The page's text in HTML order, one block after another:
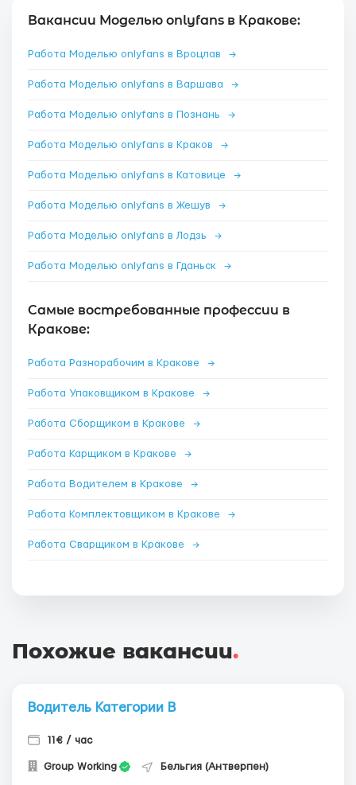
Вакансии Моделью onlyfans в Кракове:
Работа Моделью onlyfans в Вроцлав →
Работа Моделью onlyfans в Варшава →
Работа Моделью onlyfans в Познань →
Работа Моделью onlyfans в Краков →
Работа Моделью onlyfans в Катовице →
Работа Моделью onlyfans в Жешув →
Работа Моделью onlyfans в Лодзь →
Работа Моделью onlyfans в Гданьск →
Самые востребованные профессии в
Кракове:
Работа Разнорабочим в Кракове →
Работа Упаковщиком в Кракове →
Работа Сборщиком в Кракове →
Работа Карщиком в Кракове →
Работа Водителем в Кракове →
Работа Комплектовщиком в Кракове →
Работа Сварщиком в Кракове →
Похожие вакансии.
Водитель Категории В
11€ / час
Group Working Бельгия (Антверпен)